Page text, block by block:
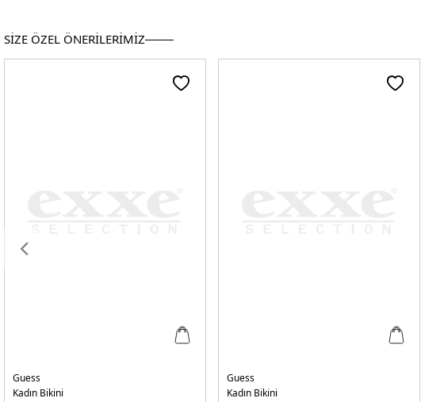
SİZE ÖZEL ÖNERİLERİMİZ
Guess
Kadın Bikini
Guess
Kadın Bikini